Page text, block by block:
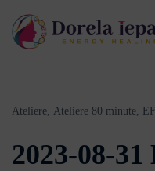
Ateliere, Ateliere 80 minute,
2023-08-